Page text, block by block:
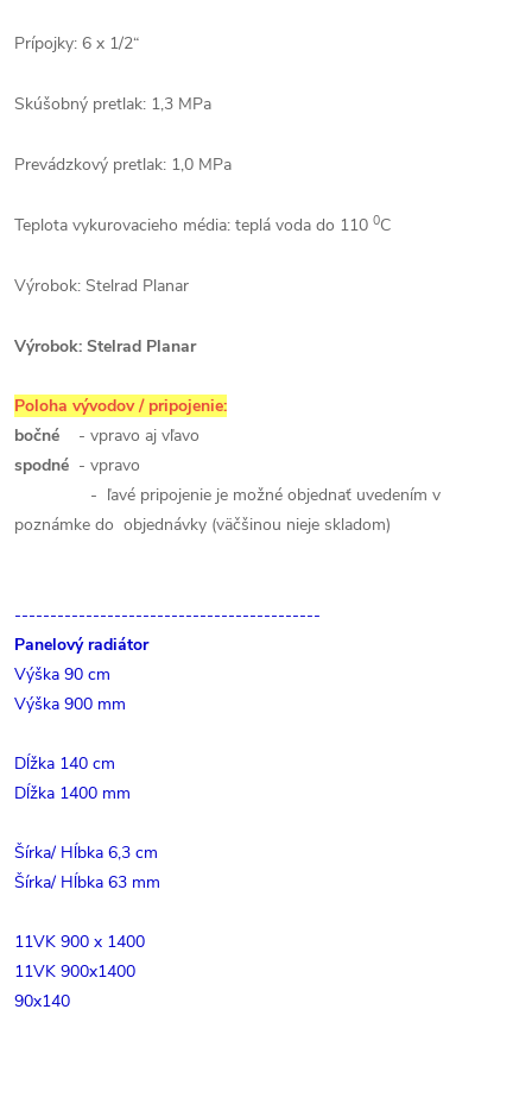
Prípojky: 6 x 1/2“
Skúšobný pretlak: 1,3 MPa
Prevádzkový pretlak: 1,0 MPa
Teplota vykurovacieho média: teplá voda do 110 0C
Výrobok: Stelrad Planar
Výrobok: Stelrad Planar
Poloha vývodov / pripojenie:
bočné - vpravo aj vľavo
spodné - vpravo
- ľavé pripojenie je možné objednať uvedením v
poznámke do objednávky (väčšinou nieje skladom)
-------------------------------------------
Panelový radiátor
Výška 90 cm
Výška 900 mm
Dĺžka 140 cm
Dĺžka 1400 mm
Šírka/ Hĺbka 6,3 cm
Šírka/ Hĺbka 63 mm
11VK 900 x 1400
11VK 900x1400
90x140